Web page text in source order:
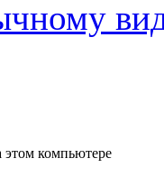
этом компьютере